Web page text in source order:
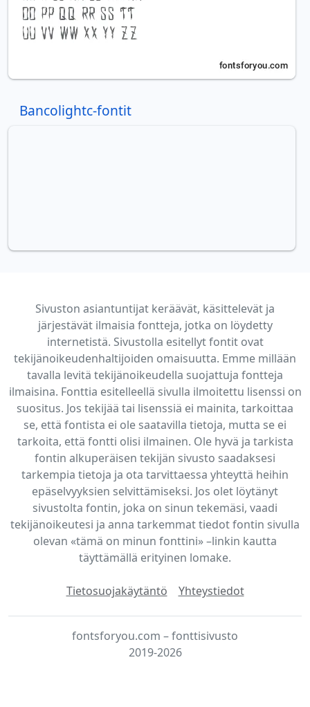
Bancolightc-fontit
Sivuston asiantuntijat keräävät, käsittelevät ja
järjestävät ilmaisia fontteja, jotka on löydetty
internetistä. Sivustolla esitellyt fontit ovat
tekijänoikeudenhaltijoiden omaisuutta. Emme millään
tavalla levitä tekijänoikeudella suojattuja fontteja
ilmaisina. Fonttia esitelleellä sivulla ilmoitettu lisenssi on
suositus. Jos tekijää tai lisenssiä ei mainita, tarkoittaa
se, että fontista ei ole saatavilla tietoja, mutta se ei
tarkoita, että fontti olisi ilmainen. Ole hyvä ja tarkista
fontin alkuperäisen tekijän sivusto saadaksesi
tarkempia tietoja ja ota tarvittaessa yhteyttä heihin
epäselvyyksien selvittämiseksi. Jos olet löytänyt
sivustolta fontin, joka on sinun tekemäsi, vaadi
tekijänoikeutesi ja anna tarkemmat tiedot fontin sivulla
olevan «tämä on minun fonttini» –linkin kautta
täyttämällä erityinen lomake.
Tietosuojakäytäntö Yhteystiedot
fontsforyou.com – fonttisivusto
2019-2026